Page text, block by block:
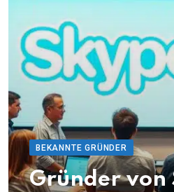
BEKANNTE GRÜNDER
Gründer von